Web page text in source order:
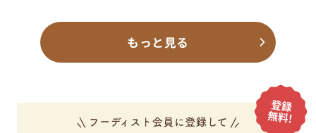
もっと見る